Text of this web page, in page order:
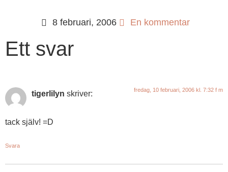
8 februari, 2006 En kommentar
Ett svar
tigerlilyn skriver: fredag, 10 februari, 2006 kl. 7:32 f m
tack själv! =D
Svara